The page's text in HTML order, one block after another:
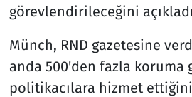
görevlendirileceğini
Münch, RND gazetesine
anda 500'den fazla koruma
politikacılara hizmet ettiğini
Televizyon